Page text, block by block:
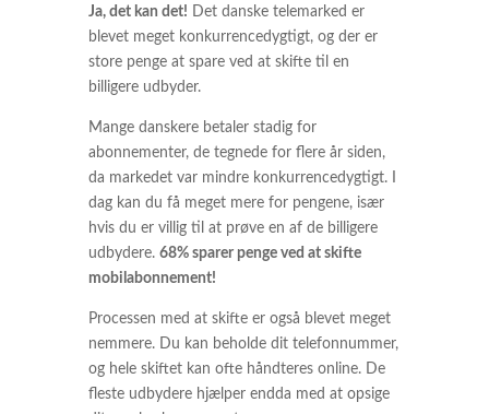
Ja, det kan det! Det danske telemarked er
blevet meget konkurrencedygtigt, og der er
store penge at spare ved at skifte til en
billigere udbyder.
Mange danskere betaler stadig for
abonnementer, de tegnede for flere år siden,
da markedet var mindre konkurrencedygtigt. I
dag kan du få meget mere for pengene, især
hvis du er villig til at prøve en af de billigere
udbydere. 68% sparer penge ved at skifte
mobilabonnement!
Processen med at skifte er også blevet meget
nemmere. Du kan beholde dit telefonnummer,
og hele skiftet kan ofte håndteres online. De
fleste udbydere hjælper endda med at opsige